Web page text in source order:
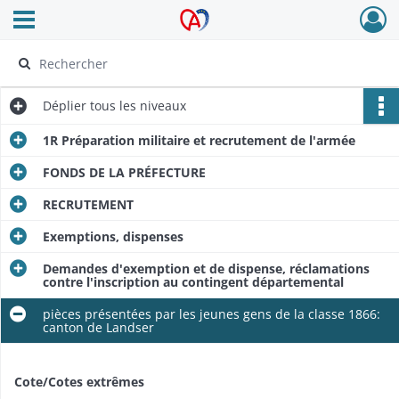
Archives Alsace - Colmar
Ouvrir le menu déroulant
Déplier tous les niveaux
1R Préparation militaire et recrutement de l'armée
FONDS DE LA PRÉFECTURE
RECRUTEMENT
Exemptions, dispenses
Demandes d'exemption et de dispense, réclamations
contre l'inscription au contingent départemental
pièces présentées par les jeunes gens de la classe 1866:
canton de Landser
Cote/Cotes extrêmes